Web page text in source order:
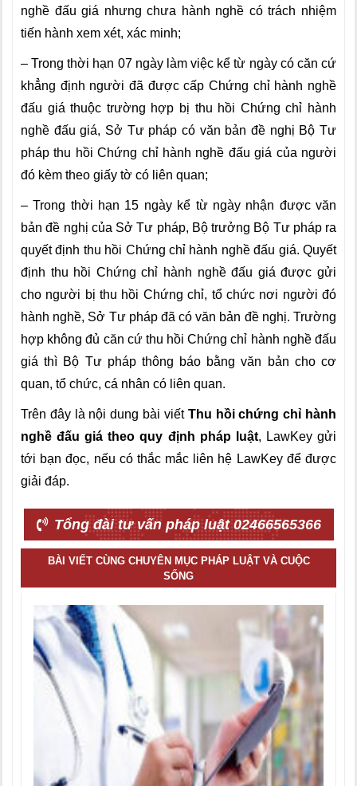
nghề đấu giá nhưng chưa hành nghề có trách nhiệm
tiến hành xem xét, xác minh;
– Trong thời hạn 07 ngày làm việc kể từ ngày có căn cứ
khẳng định người đã được cấp Chứng chỉ hành nghề
đấu giá thuộc trường hợp bị thu hồi Chứng chỉ hành
nghề đấu giá, Sở Tư pháp có văn bản đề nghị Bộ Tư
pháp thu hồi Chứng chỉ hành nghề đấu giá của người
đó kèm theo giấy tờ có liên quan;
– Trong thời hạn 15 ngày kể từ ngày nhận được văn
bản đề nghị của Sở Tư pháp, Bộ trưởng Bộ Tư pháp ra
quyết định thu hồi Chứng chỉ hành nghề đấu giá. Quyết
định thu hồi Chứng chỉ hành nghề đấu giá được gửi
cho người bị thu hồi Chứng chỉ, tổ chức nơi người đó
hành nghề, Sở Tư pháp đã có văn bản đề nghị. Trường
hợp không đủ căn cứ thu hồi Chứng chỉ hành nghề đấu
giá thì Bộ Tư pháp thông báo bằng văn bản cho cơ
quan, tổ chức, cá nhân có liên quan.
Trên đây là nội dung bài viết Thu hồi chứng chỉ hành
nghề đấu giá theo quy định pháp luật, LawKey gửi
tới bạn đọc, nếu có thắc mắc liên hệ LawKey để được
giải đáp.
Tổng đài tư vấn pháp luật 02466565366
BÀI VIẾT CÙNG CHUYÊN MỤC PHÁP LUẬT VÀ CUỘC
SỐNG